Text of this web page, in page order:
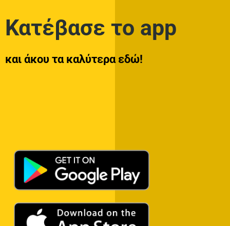
Κατέβασε το app
και άκου τα καλύτερα εδώ!